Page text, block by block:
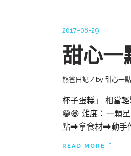
2017-08-29
甜心
熊爸日記 by 甜心一
杯子蛋糕」 相當
😁😁 難度：一顆
點➡拿食材➡動手
READ MORE